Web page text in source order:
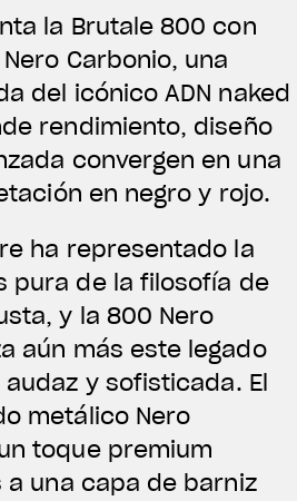
la Brutale 800 con
Carbonio, una
del icónico ADN naked
rendimiento, diseño
convergen en una
en negro y rojo.
ha representado la
pura de la filosofía de
y la 800 Nero
aún más este legado
y sofisticada. El
metálico Nero
toque premium
una capa de barniz